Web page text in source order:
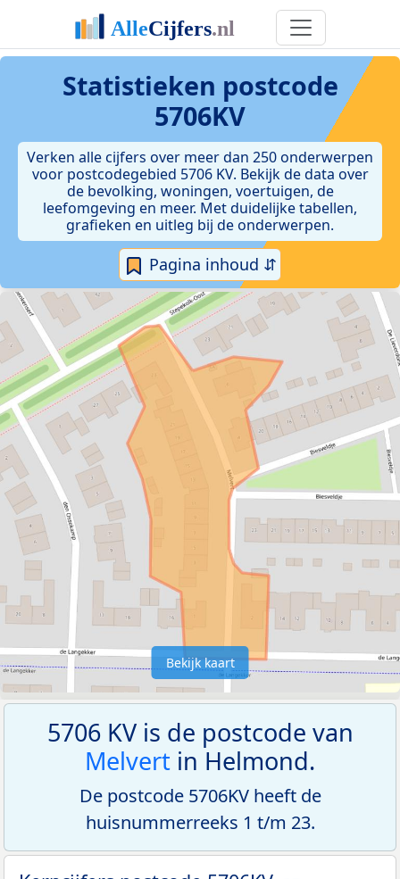
Statistieken postcode
5706KV
Verken alle cijfers over meer dan 250 onderwerpen
voor postcodegebied 5706 KV. Bekijk de data over
de bevolking, woningen, voertuigen, de
leefomgeving en meer. Met duidelijke tabellen,
grafieken en uitleg bij de onderwerpen.
Pagina inhoud ⇵
Bekijk kaart
5706 KV is de postcode van
Melvert in Helmond.
De postcode 5706KV heeft de
huisnummerreeks 1 t/m 23.